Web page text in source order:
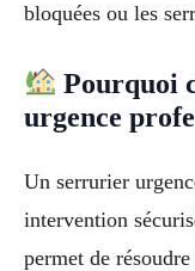
bloquées ou les
Pourquoi
urgence
Un serrurier
intervention
permet de